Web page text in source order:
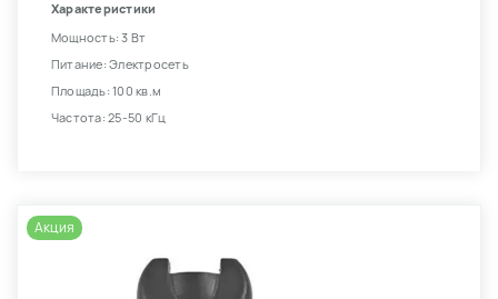
Характеристики
Мощность: 3 Вт
Питание: Электросеть
Площадь: 100 кв.м
Частота: 25-50 кГц
Акция